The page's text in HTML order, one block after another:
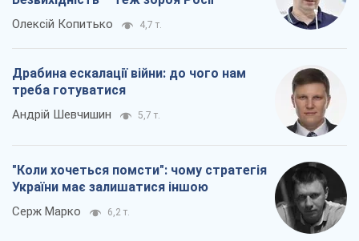
Олексій Копитько 4,7 т.
Драбина ескалації війни: до чого нам
треба готуватися
Андрій Шевчишин 5,7 т.
"Коли хочеться помсти": чому стратегія
України має залишатися іншою
Серж Марко 6,2 т.